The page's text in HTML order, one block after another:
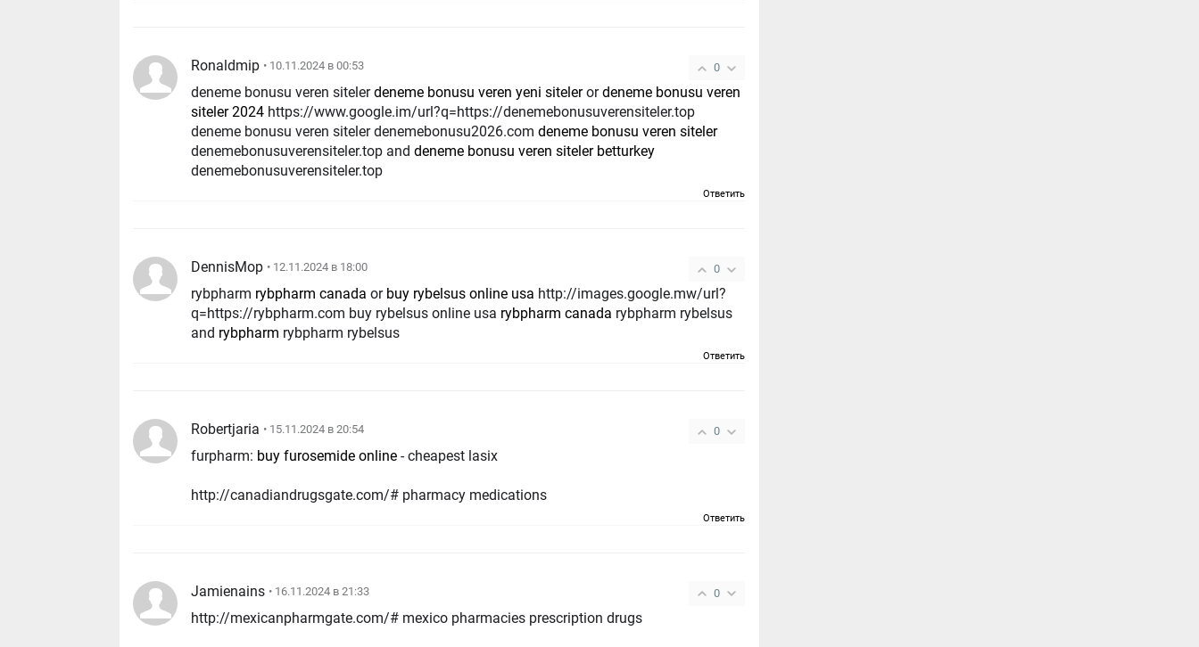
0
Ronaldmip • 10.11.2024 в 00:53
deneme bonusu veren sitelerdeneme bonusu veren yeni sitelerordeneme bonusu veren
siteler 2024
deneme bonusu veren siteler denemebonusu2026.comdeneme bonusu veren siteler
denemebonusuverensiteler.top anddeneme bonusu veren siteler betturkey
denemebonusuverensiteler.top
Ответить
0
DennisMop • 12.11.2024 в 18:00
rybpharm rybpharm canada or buy rybelsus online usa
q=https://rybpharm.com buy rybelsus online usa rybpharm canada rybpharm rybelsus
and rybpharm rybpharm rybelsus
Ответить
0
Robertjaria • 15.11.2024 в 20:54
furpharm: buy furosemide online - cheapest lasix
http://canadiandrugsgate.com/# pharmacy medications
Ответить
0
Jamienains • 16.11.2024 в 21:33
http://mexicanpharmgate.com/# mexico pharmacies prescription drugs